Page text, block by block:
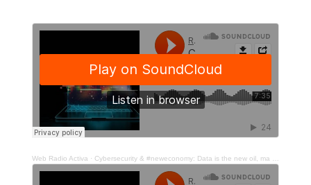
Web Radio Activa · Cybersecurity & #neweconomy: Data is the new oil, ma chi è (davvero) cyber-ready? -(p.1)